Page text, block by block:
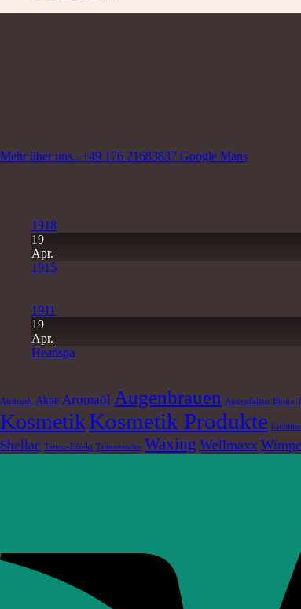
Mehr über uns.. +49 176 21683837 Google Maps
1918
19
Apr.
1915
1911
19
Apr.
Headspa
Airbrush Akne Aromaöl Augenbrauen Augenfalten Botox
KosmetikKosmetik Produkte
Shellac Tattoo-Effekt Tränensäcke Waxing Wellmaxx